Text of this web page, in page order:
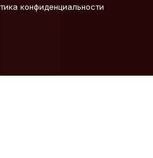
конфиденциальности